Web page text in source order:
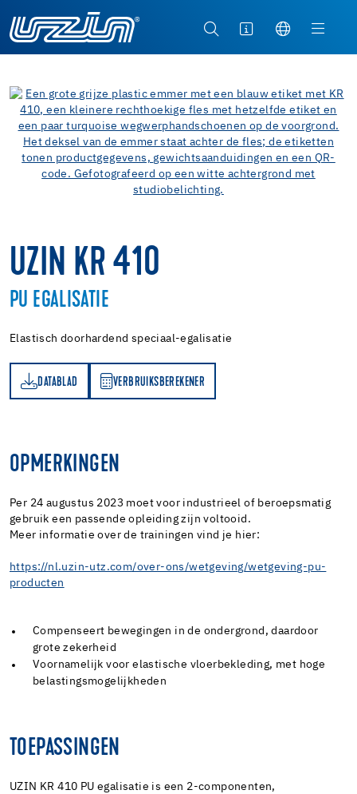
UZIN KR 410
PU EGALISATIE
Elastisch doorhardend speciaal-egalisatie
DATABLAD VERBRUIKSBEREKENER
OPMERKINGEN
Per 24 augustus 2023 moet voor industrieel of beroepsmatig
gebruik een passende opleiding zijn voltooid.
Meer informatie over de trainingen vind je hier:
https://nl.uzin-utz.com/over-ons/wetgeving/wetgeving-pu-
producten
Compenseert bewegingen in de ondergrond, daardoor
grote zekerheid
Voornamelijk voor elastische vloerbekleding, met hoge
belastingsmogelijkheden
TOEPASSINGEN
UZIN KR 410 PU egalisatie is een 2-componenten,